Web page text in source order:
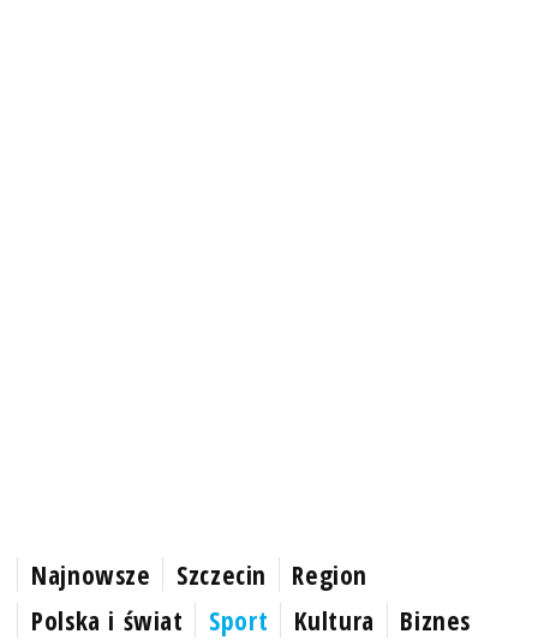
Najnowsze Szczecin
Region
Polska i świat
Sport Kultura Biznes